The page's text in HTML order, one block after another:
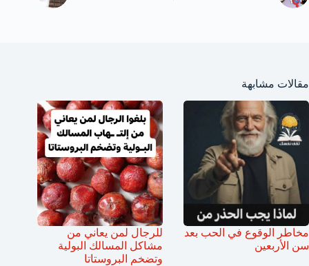
مقالات مشابهة
مخاطر الوقوع في الحب بعد
سن الأربعين
للرجال لمن يعاني من
مشاكل المسالك البولية
وتضخم البروستاتا